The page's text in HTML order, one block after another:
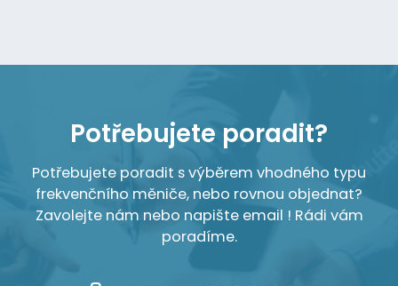
Potřebujete poradit?
Potřebujete poradit s výběrem vhodného typu
frekvenčního měniče, nebo rovnou objednat?
Zavolejte nám nebo napište email ! Rádi vám
poradíme.